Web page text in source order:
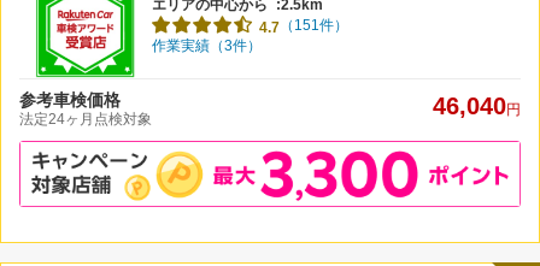
エリアの中心から
:2.5km
4.7 （151件）
作業実績（3件）
参考車検価格
法定24ヶ月点検対象 46,040円